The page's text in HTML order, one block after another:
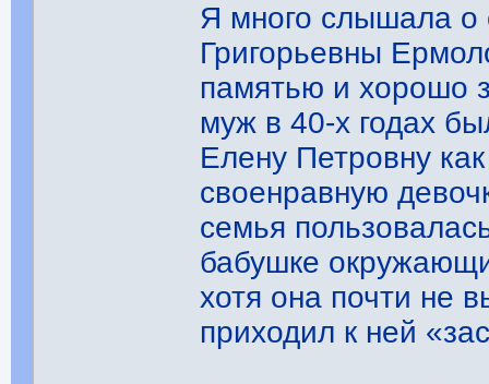
Я много слышала
Григорьевны
памятью и хорошо
муж в 40-х годах
Елену Петровну
своенравную
семья
бабушке
хотя она почти не
приходил к ней